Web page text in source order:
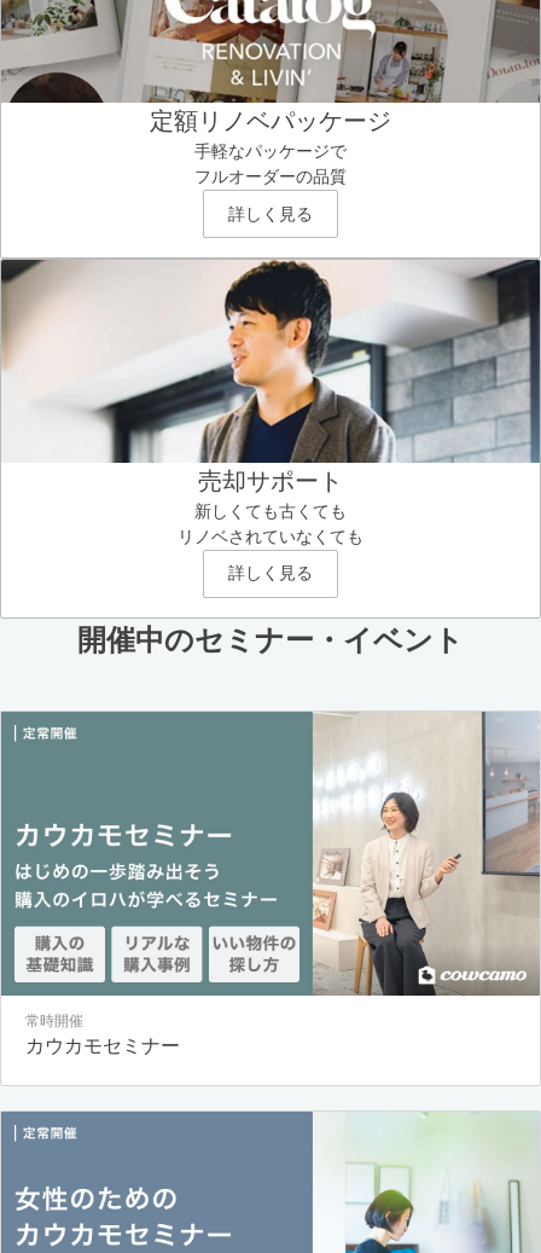
定額リノベパッケージ
手軽なパッケージで
フルオーダーの品質
詳しく見る
売却サポート
新しくても古くても
リノベされていなくても
詳しく見る
開催中のセミナー・イベント
常時開催
カウカモセミナー